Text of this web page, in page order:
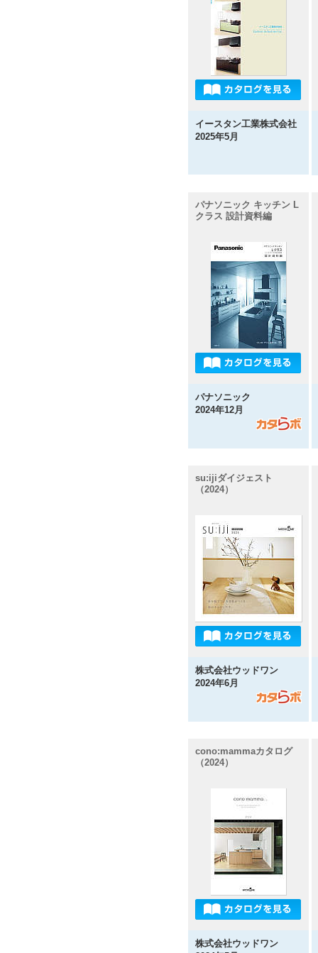
イースタン工業株式会社
2025年5月
パナソニック キッチン L
クラス 設計資料編
パナソニック
2024年12月
su:ijiダイジェスト
（2024）
株式会社ウッドワン
2024年6月
cono:mammaカタログ
（2024）
株式会社ウッドワン